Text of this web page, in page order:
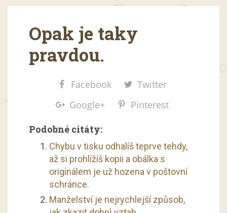
Opak je taky
pravdou.
Facebook
Twitter
Google+
Pinterest
Podobné citáty:
Chybu v tisku odhalíš teprve tehdy,
až si prohlížíš kopii a obálka s
originálem je už hozena v poštovní
schránce.
Manželství je nejrychlejší způsob,